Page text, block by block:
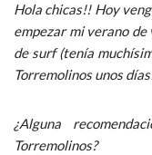
Hola chicas!! Hoy
empezar mi verano de
de surf (tenía
Torremolinos unos
¿Alguna
Torremolinos?